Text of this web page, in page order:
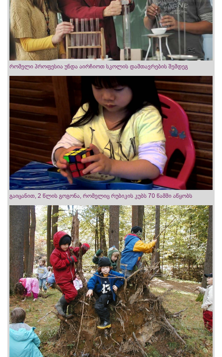
რომელი პროფესია უნდა აირჩიოთ სკოლის დამთავრების შემდეგ
გაიცანით, 2 წლის გოგონა, რომელიც რუბიკის კუბს 70 წამში აწყობს